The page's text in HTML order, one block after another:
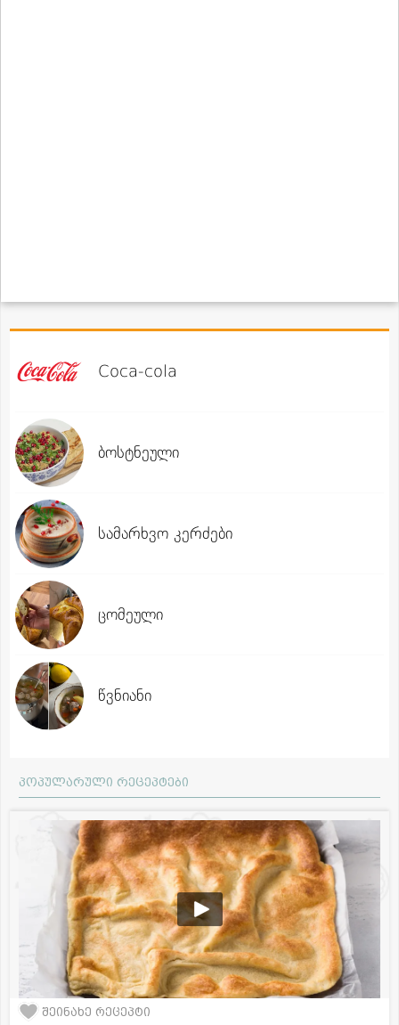
Coca-cola
ბოსტნეული
სამარხვო კერძები
ცომეული
წვნიანი
პოპულარული რეცეპტები
შეინახე რეცეპტი